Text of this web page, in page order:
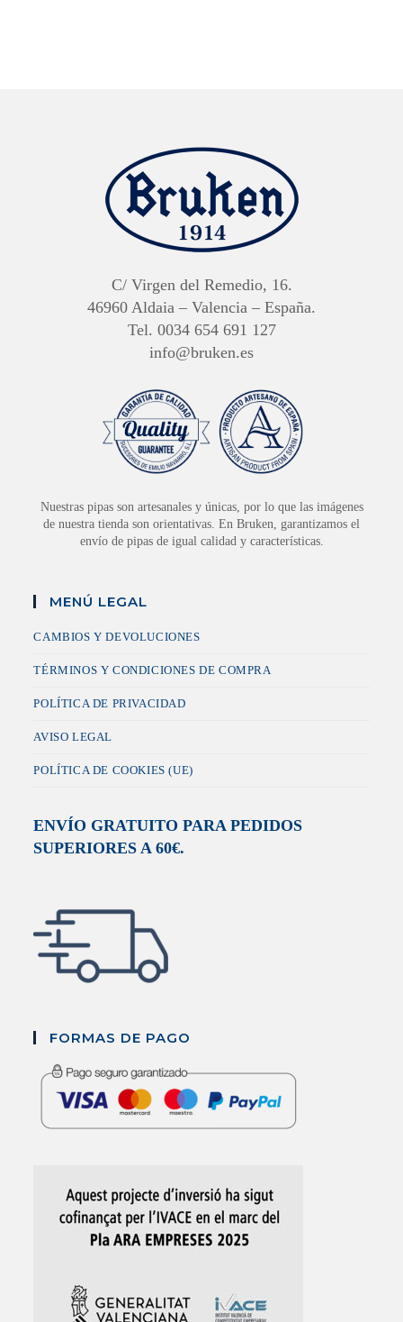
C/ Virgen del Remedio, 16.
46960 Aldaia – Valencia – España.
Tel. 0034 654 691 127
info@bruken.es
Nuestras pipas son artesanales y únicas, por lo que las imágenes
de nuestra tienda son orientativas. En Bruken, garantizamos el
envío de pipas de igual calidad y características.
MENÚ LEGAL
CAMBIOS Y DEVOLUCIONES
TÉRMINOS Y CONDICIONES DE COMPRA
POLÍTICA DE PRIVACIDAD
AVISO LEGAL
POLÍTICA DE COOKIES (UE)
ENVÍO GRATUITO PARA PEDIDOS
SUPERIORES A 60€.
FORMAS DE PAGO